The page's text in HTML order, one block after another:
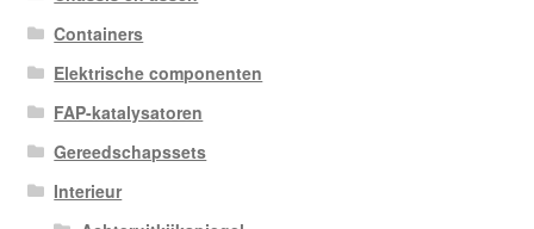
Containers
Elektrische componenten
FAP-katalysatoren
Gereedschapssets
Interieur